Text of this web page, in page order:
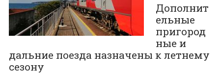
Дополнит
ельные
пригород
ные и
дальние поезда назначены к летнему
сезону